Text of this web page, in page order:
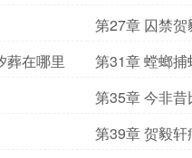
第27章 囚禁贺
葬在哪里 第31章 螳螂捕
第35章 今非昔
第39章 贺毅轩